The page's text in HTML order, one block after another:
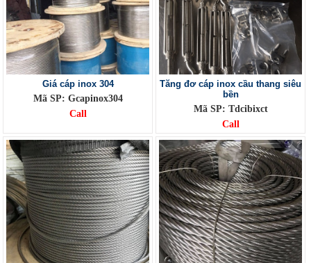
Giá cáp inox 304
Mã SP: Gcapinox304
Call
Tăng đơ cáp inox cầu thang siêu
bền
Mã SP: Tdcibixct
Call